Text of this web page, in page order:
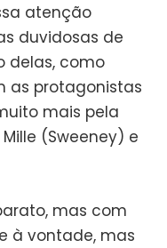
atenção
duvidosas de
delas, como
as protagonistas
mais pela
(Sweeney) e
mas com
à vontade, mas